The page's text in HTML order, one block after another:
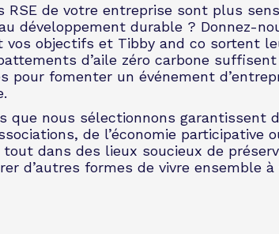
RSE de votre entreprise sont plus
développement durable ? Donnez-
vos objectifs et Tibby and co sortent
d’aile zéro carbone
pour fomenter un événement
que nous sélectionnons garantissent
de l’économie participative
dans des lieux soucieux de
d’autres formes de vivre ensemble à